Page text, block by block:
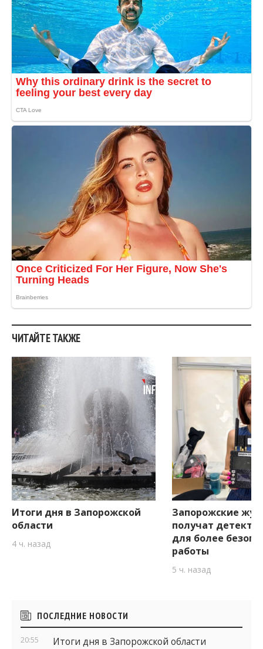
ЧИТАЙТЕ ТАКЖЕ
Итоги дня в Запорожской
области
4 ч. назад
Запорожские
получат
для более
работы
5 ч. назад
Боковые
виджеты
ПОСЛЕДНИЕ НОВОСТИ
20:55 Итоги дня в Запорожской области